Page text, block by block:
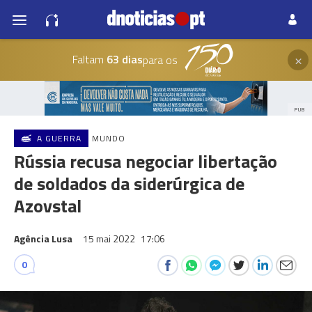
Faltam 63 diaspara os ×
PUB
A GUERRA MUNDO
Rússia recusa negociar libertação
de soldados da siderúrgica de
Azovstal
Agência Lusa 15 mai 2022 17:06
0